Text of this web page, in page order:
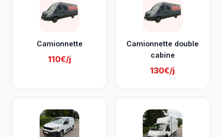
Camionnette
110€/j
Camionnette double
cabine
130€/j